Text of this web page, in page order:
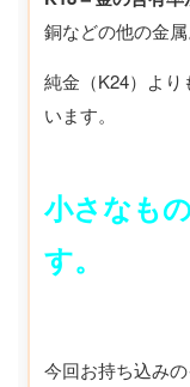
銅などの他の金属
純金（K24）より
います。
小さなも
す。
今回お持ち込み